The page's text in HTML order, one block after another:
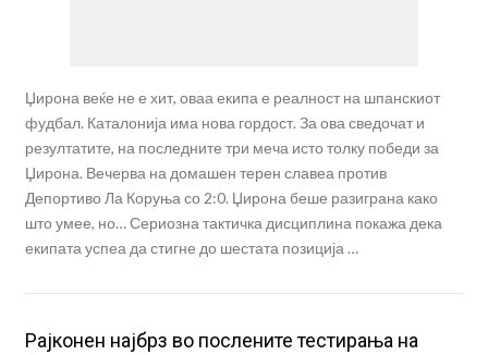
Џирона веќе не е хит, оваа екипа е реалност на шпанскиот
фудбал. Каталонија има нова гордост. За ова сведочат и
резултатите, на последните три меча исто толку победи за
Џирона. Вечерва на домашен терен славеа против
Депортиво Ла Коруња со 2:0. Џирона беше разиграна како
што умее, но… Сериозна тактичка дисциплина покажа дека
екипата успеа да стигне до шестата позиција …
Рајконен најбрз во послените тестирања на